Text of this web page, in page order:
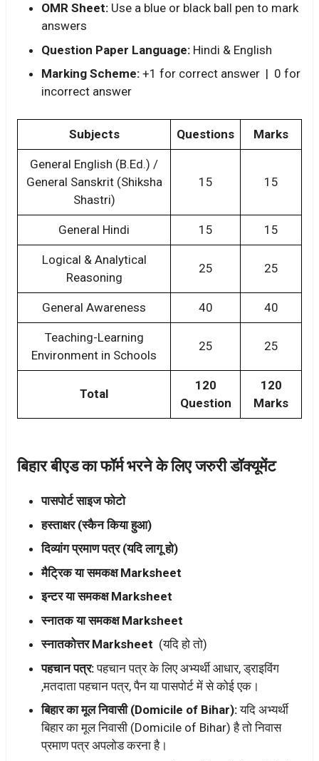
OMR Sheet: Use a blue or black ball pen to mark
answers
Question Paper Language: Hindi & English
Marking Scheme: +1 for correct answer | 0 for
incorrect answer
Subjects Questions Marks
General English (B.Ed.) /
General Sanskrit (Shiksha
Shastri)
15 15
General Hindi 15 15
Logical & Analytical
Reasoning
25 25
General Awareness 40 40
Teaching-Learning
Environment in Schools
25 25
Total
120
Question
120
Marks
बिहार बीएड का फॉर्म भरने के लिए जरुरी डॉक्यूमेंट
पासपोर्ट साइज फोटो
हस्ताक्षर (स्कैन किया हुआ)
दिव्यांग प्रमाण पत्र (यदि लागू हो)
मैट्रिक या समकक्ष Marksheet
इन्टर या समकक्ष Marksheet
स्नातक या समकक्ष Marksheet
स्नातकोत्तर Marksheet (यदि हो तो)
पहचान पत्र:पहचान पत्र के लिए अभ्यर्थी आधार, ड्राइविंग
,मतदाता पहचान पत्र, पैन या पासपोर्ट में से कोई एक।
बिहार का मूल निवासी (Domicile of Bihar):यदि अभ्यर्थी
बिहार का मूल निवासी (Domicile of Bihar) है तो निवास
प्रमाण पत्र अपलोड करना है।